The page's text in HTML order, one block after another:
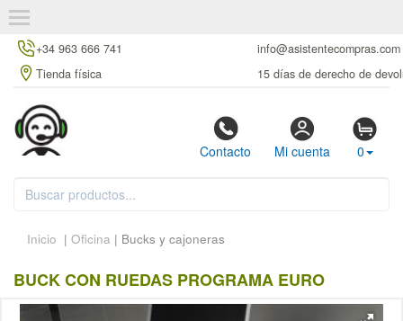
+34 963 666 741
info@asistentecompras.com
Tienda física
15 días de derecho de
Contacto Mi cuenta 0
Inicio | Oficina | Bucks y cajoneras
BUCK CON RUEDAS PROGRAMA EURO